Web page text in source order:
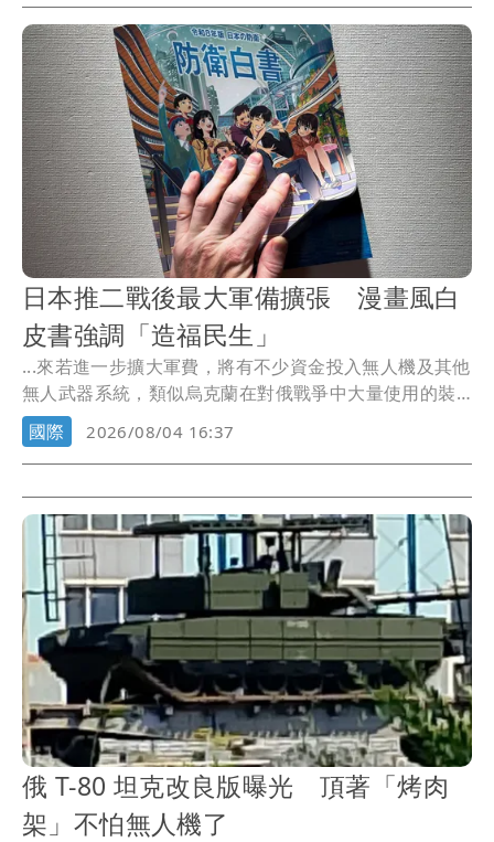
日本推二戰後最大軍備擴張 漫畫風白
皮書強調「造福民生」
...來若進一步擴大軍費，將有不少資金投入無人機及其他
無人武器系統，類似烏克蘭在對俄戰爭中大量使用的裝
備。
國際 2026/08/04 16:37
俄 T-80 坦克改良版曝光 頂著「烤肉
架」不怕無人機了